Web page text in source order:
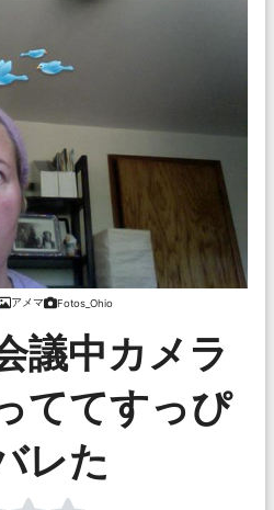
アメマ Fotos_Ohio
議中カメラ
ててすっぴ
レた